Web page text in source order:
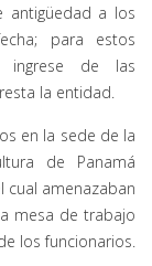
antigüedad a los
para estos
ingrese de las
la entidad.
en la sede de la
de Panamá
cual amenazaban
mesa de trabajo
los funcionarios.